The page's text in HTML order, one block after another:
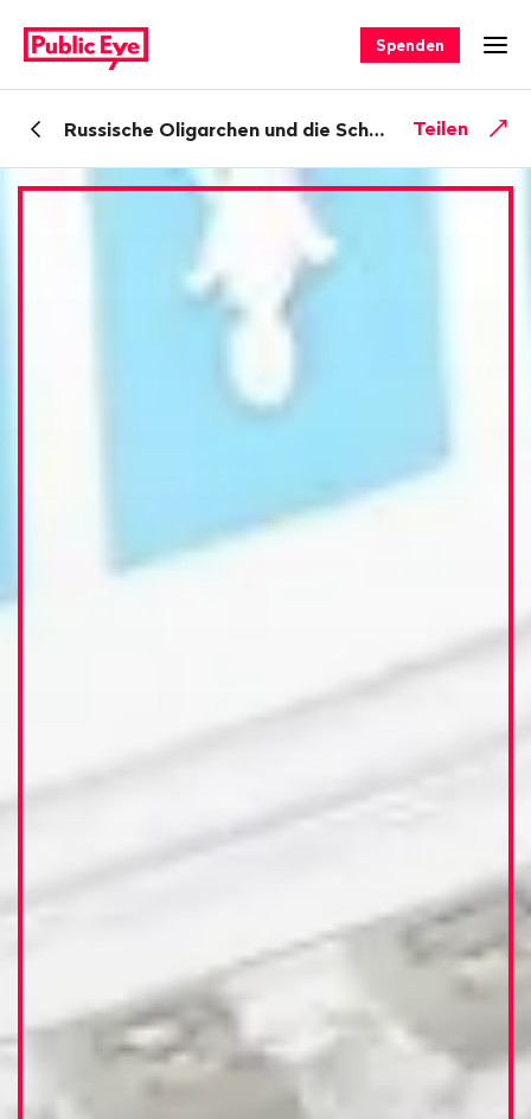
auf
publiceye.ch
Spenden
ZurückRussische Oligarchen und die Schweiz Teilen